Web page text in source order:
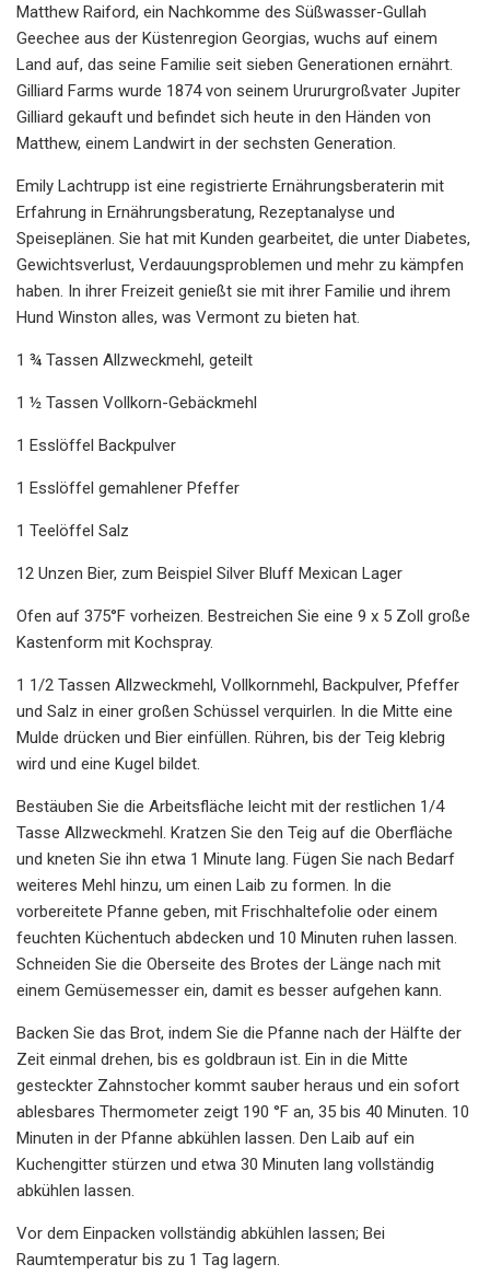
Matthew Raiford, ein Nachkomme des Süßwasser-Gullah
Geechee aus der Küstenregion Georgias, wuchs auf einem
Land auf, das seine Familie seit sieben Generationen ernährt.
Gilliard Farms wurde 1874 von seinem Urururgroßvater Jupiter
Gilliard gekauft und befindet sich heute in den Händen von
Matthew, einem Landwirt in der sechsten Generation.
Emily Lachtrupp ist eine registrierte Ernährungsberaterin mit
Erfahrung in Ernährungsberatung, Rezeptanalyse und
Speiseplänen. Sie hat mit Kunden gearbeitet, die unter Diabetes,
Gewichtsverlust, Verdauungsproblemen und mehr zu kämpfen
haben. In ihrer Freizeit genießt sie mit ihrer Familie und ihrem
Hund Winston alles, was Vermont zu bieten hat.
1 ¾ Tassen Allzweckmehl, geteilt
1 ½ Tassen Vollkorn-Gebäckmehl
1 Esslöffel Backpulver
1 Esslöffel gemahlener Pfeffer
1 Teelöffel Salz
12 Unzen Bier, zum Beispiel Silver Bluff Mexican Lager
Ofen auf 375°F vorheizen. Bestreichen Sie eine 9 x 5 Zoll große
Kastenform mit Kochspray.
1 1/2 Tassen Allzweckmehl, Vollkornmehl, Backpulver, Pfeffer
und Salz in einer großen Schüssel verquirlen. In die Mitte eine
Mulde drücken und Bier einfüllen. Rühren, bis der Teig klebrig
wird und eine Kugel bildet.
Bestäuben Sie die Arbeitsfläche leicht mit der restlichen 1/4
Tasse Allzweckmehl. Kratzen Sie den Teig auf die Oberfläche
und kneten Sie ihn etwa 1 Minute lang. Fügen Sie nach Bedarf
weiteres Mehl hinzu, um einen Laib zu formen. In die
vorbereitete Pfanne geben, mit Frischhaltefolie oder einem
feuchten Küchentuch abdecken und 10 Minuten ruhen lassen.
Schneiden Sie die Oberseite des Brotes der Länge nach mit
einem Gemüsemesser ein, damit es besser aufgehen kann.
Backen Sie das Brot, indem Sie die Pfanne nach der Hälfte der
Zeit einmal drehen, bis es goldbraun ist. Ein in die Mitte
gesteckter Zahnstocher kommt sauber heraus und ein sofort
ablesbares Thermometer zeigt 190 °F an, 35 bis 40 Minuten. 10
Minuten in der Pfanne abkühlen lassen. Den Laib auf ein
Kuchengitter stürzen und etwa 30 Minuten lang vollständig
abkühlen lassen.
Vor dem Einpacken vollständig abkühlen lassen; Bei
Raumtemperatur bis zu 1 Tag lagern.